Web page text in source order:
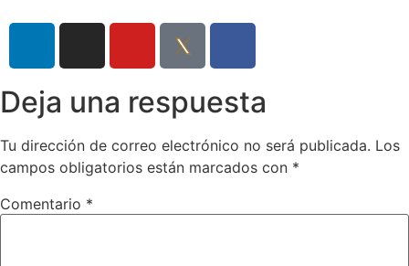
Deja una respuesta
Tu dirección de correo electrónico no será publicada. Los
campos obligatorios están marcados con *
Comentario *